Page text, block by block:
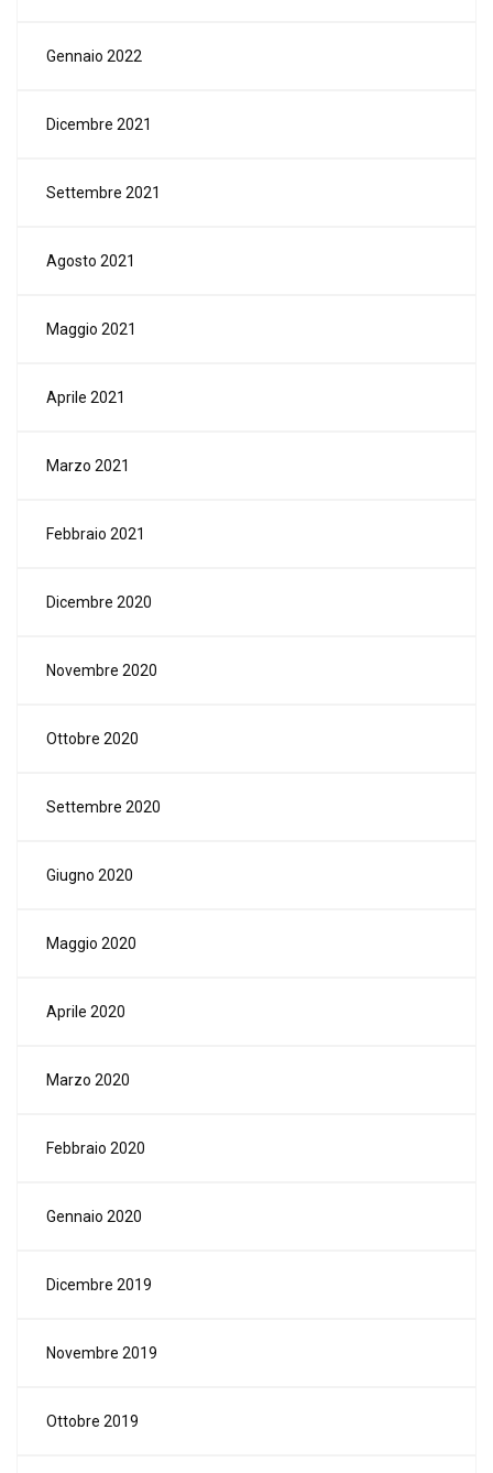
Gennaio 2022
Dicembre 2021
Settembre 2021
Agosto 2021
Maggio 2021
Aprile 2021
Marzo 2021
Febbraio 2021
Dicembre 2020
Novembre 2020
Ottobre 2020
Settembre 2020
Giugno 2020
Maggio 2020
Aprile 2020
Marzo 2020
Febbraio 2020
Gennaio 2020
Dicembre 2019
Novembre 2019
Ottobre 2019